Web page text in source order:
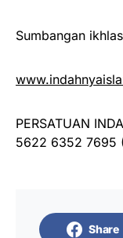
Sumbangan
PERSATUAN
5622 6352 7695
Share